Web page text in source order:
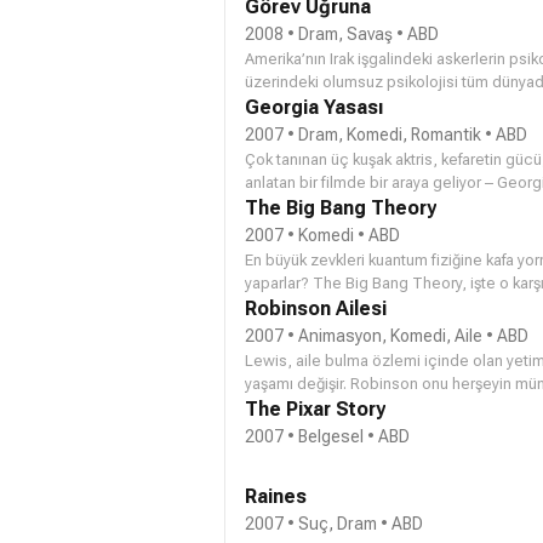
Görev Uğruna
2008 • Dram, Savaş • ABD
Amerika’nın Irak işgalindeki askerlerin
üzerindeki olumsuz psikolojisi tüm
Georgia Yasası
2007 • Dram, Komedi, Romantik • ABD
Çok tanınan üç kuşak aktris, kefaretin
anlatan bir filmde bir araya geliyor – Georgia Rule. Ve bu ailede, tavır kuşak
(LINDSAY LOHAN, Mean Girls, A Prairie
geçeni söylüyor ve genelde kontrol
(Golden Globe ödüllü FELICITY
evinde en son kuralı yıkıyor. İçinden
yeri kalmayan Lilly, sonunda asla
evine. Matriarch Georgia (iki Oscar’lı JANE FONDA, Monster-in-Law, 9 to 5) tipik bir sevimli, insanın
üzerine titreyen bir büyükanne değil. Bir
herkesten de aynısını yapmasını istiyor;
kadının yetiştirilmesi üstüne kaldığına
davranması gerekmektedir. Ama Rachel ıstıraplı yaz tatiline dayanamayıp küçük kasabayı sarsmaya
başlayınca, Georgia torununda bir
anlamalarını sağlayan bir yöne doğru
The Big Bang Theory
2007 • Komedi • ABD
En büyük zevkleri kuantum fiziğine kafa
yaparlar? The Big Bang Theory, işte o
bir komedi dizisi. Leonard ve Sheldon
yeni bir komşu taşınır. Adı Penny olan bu
daha yeni sapasağlam ayakta çıkmıştır.
konusunda oldukça geri kalmış bu yeni
düşünmektedir. Yaşanacak olanlar da
Robinson Ailesi
2007 • Animasyon, Komedi, Aile • ABD
Lewis, aile bulma özlemi içinde olan
yaşamı değişir. Robinson onu herşeyin
The Pixar Story
2007 • Belgesel • ABD
Raines
2007 • Suç, Dram • ABD